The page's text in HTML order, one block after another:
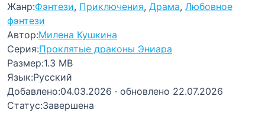
Жанр:Фэнтези, Приключения, Драма, Любовное
фэнтези
Автор:Милена Кушкина
Серия:Проклятые драконы Эниара
Размер:1.3 MB
Язык:Русский
Добавлено:04.03.2026 · обновлено 22.07.2026
Статус:Завершена